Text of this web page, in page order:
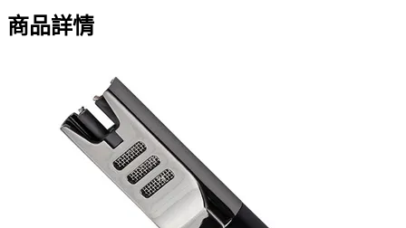
商品詳情